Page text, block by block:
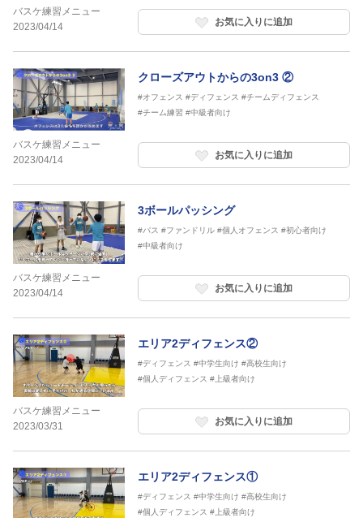
バスケ練習メニュー
2023/04/14
お気に入りに追加
バスケ練習メニュー
2023/04/14
クローズアウトからの3on3 ②
#オフェンス #ディフェンス #チームディフェンス
#チーム練習 #中級者向け
お気に入りに追加
バスケ練習メニュー
2023/04/14
3ボールパッシング
#パス #ファンドリル #個人オフェンス #初心者向け
#中級者向け
お気に入りに追加
バスケ練習メニュー
2023/03/31
エリア2ディフェンス②
#ディフェンス #中学生向け #高校生向け
#個人ディフェンス #上級者向け
お気に入りに追加
エリア2ディフェンス①
#ディフェンス #中学生向け #高校生向け
#個人ディフェンス #上級者向け